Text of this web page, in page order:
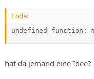
Code:
undefined function:
hat da jemand eine Idee?